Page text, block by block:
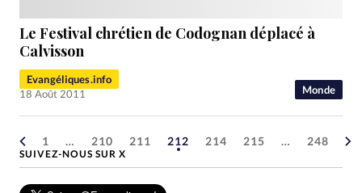
Monde
Le Festival chrétien de Codognan déplacé à
Calvisson
Evangéliques.info
18 Août 2011
1 … 210 211 212 214 215 … 248
SUIVEZ-NOUS SUR X